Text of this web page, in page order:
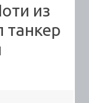
из
танкер